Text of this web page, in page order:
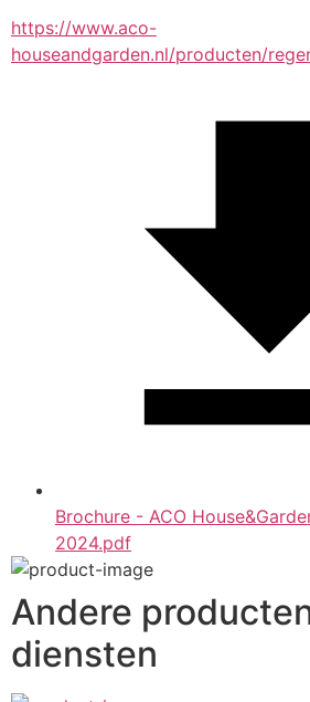
https://www.aco-
houseandgarden.nl/producten/
Brochure - ACO
2024.pdf
Andere
diensten